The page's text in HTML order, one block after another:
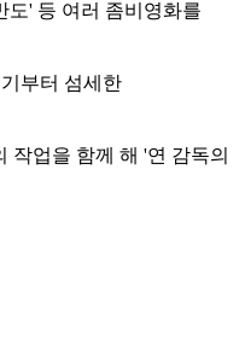
도' 등 여러 좀비영화를
부터 섬세한
작업을 함께 해 '연 감독의